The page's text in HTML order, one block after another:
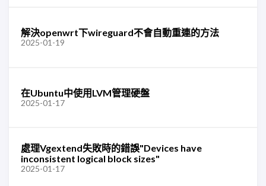
解決openwrt下wireguard不會自動重連的方法
2025-01-19
在Ubuntu中使用LVM管理硬盤
2025-01-17
處理Vgextend失敗時的錯誤"Devices have
inconsistent logical block sizes"
2025-01-17